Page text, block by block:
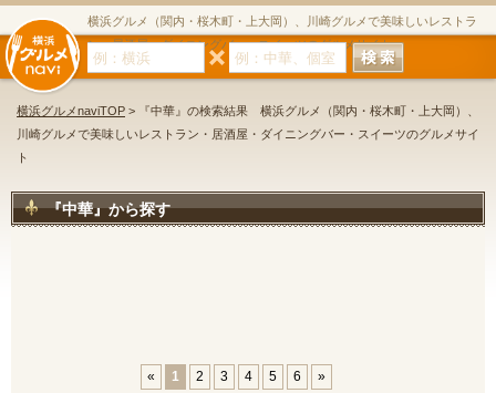
横浜グルメ（関内・桜木町・上大岡）、川崎グルメで美味しいレストラ
ン・居酒屋・ダイニングバー・スイーツのグルメサイト
横浜グルメnaviTOP > 『中華』の検索結果 横浜グルメ（関内・桜木町・上大岡）、
川崎グルメで美味しいレストラン・居酒屋・ダイニングバー・スイーツのグルメサイ
ト
『中華』から探す
« 1 2 3 4 5 6 »